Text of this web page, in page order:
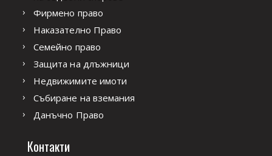
Фирмено право
Наказателно Право
Семейно право
Защита на длъжници
Недвижимите имоти
Събиране на вземания
Данъчно Право
Контакти